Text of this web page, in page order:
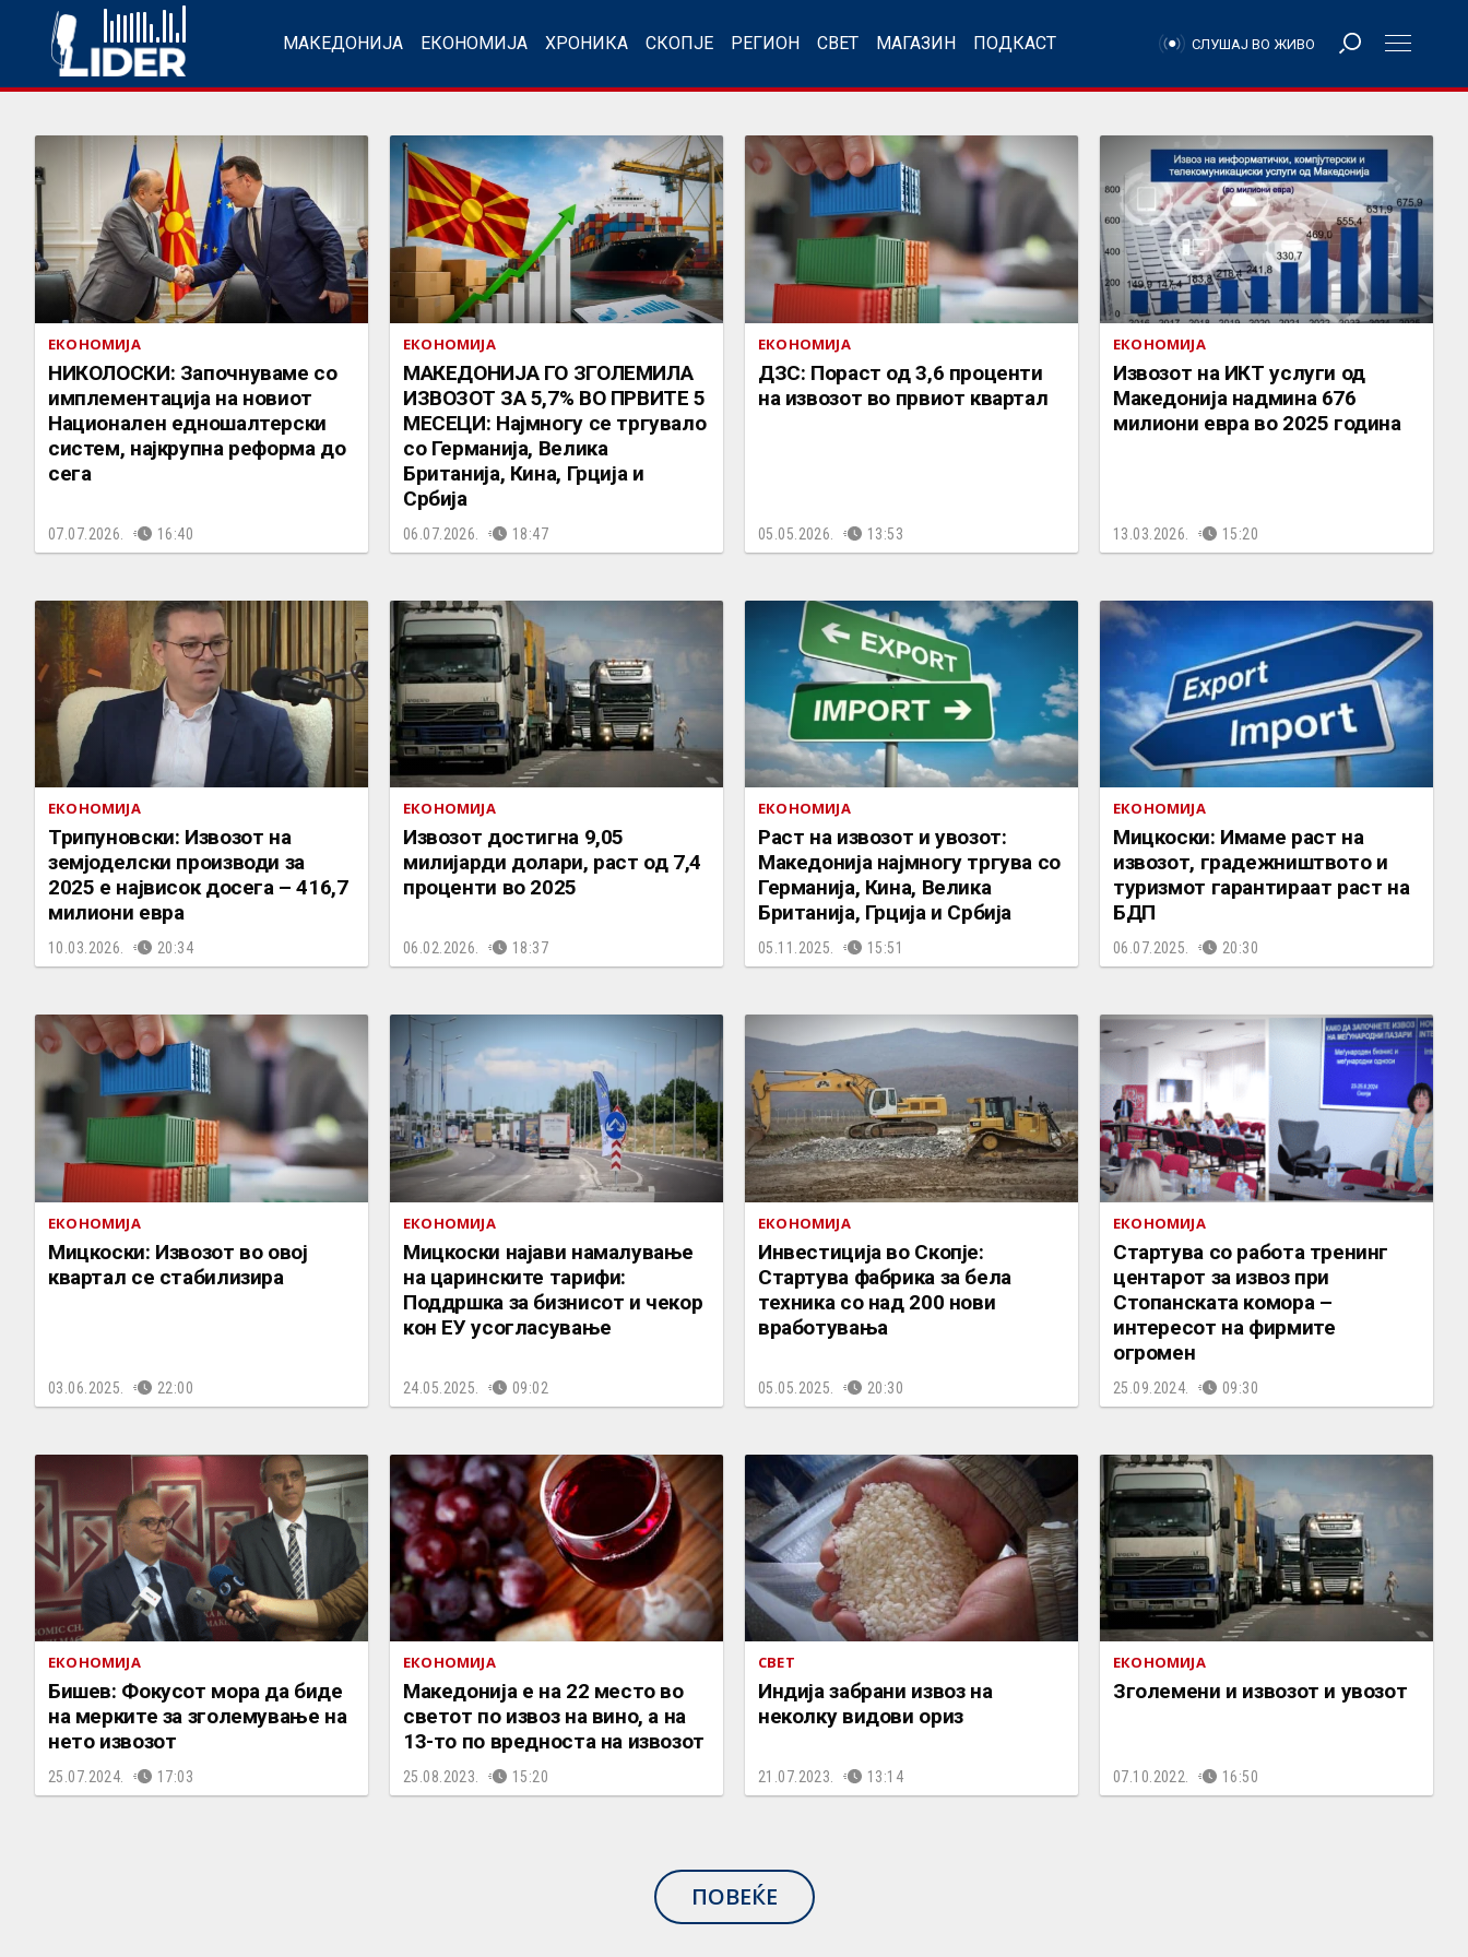
МАКЕДОНИЈА ЕКОНОМИЈА ХРОНИКА СКОПЈЕ РЕГИОН СВЕТ МАГАЗИН ПОДКАСТ СЛУШАЈ ВО ЖИВО
ЕКОНОМИЈА
НИКОЛОСКИ: Започнуваме со
имплементација на новиот
Национален едношалтерски
систем, најкрупна реформа до
сега
07.07.2026. 16:40
ЕКОНОМИЈА
МАКЕДОНИЈА ГО ЗГОЛЕМИЛА
ИЗВОЗОТ ЗА 5,7% ВО ПРВИТЕ 5
МЕСЕЦИ: Најмногу се тргувало
со Германија, Велика
Британија, Кина, Грција и
Србија
06.07.2026. 18:47
ЕКОНОМИЈА
ДЗС: Пораст од 3,6 проценти
на извозот во првиот квартал
05.05.2026. 13:53
ЕКОНОМИЈА
Извозот на ИКТ услуги од
Македонија надмина 676
милиони евра во 2025 година
13.03.2026. 15:20
ЕКОНОМИЈА
Трипуновски: Извозот на
земјоделски производи за
2025 е највисок досега – 416,7
милиони евра
10.03.2026. 20:34
ЕКОНОМИЈА
Извозот достигна 9,05
милијарди долари, раст од 7,4
проценти во 2025
06.02.2026. 18:37
ЕКОНОМИЈА
Раст на извозот и увозот:
Македонија најмногу тргува со
Германија, Кина, Велика
Британија, Грција и Србија
05.11.2025. 15:51
ЕКОНОМИЈА
Мицкоски: Имаме раст на
извозот, градежништвото и
туризмот гарантираат раст на
БДП
06.07.2025. 20:30
ЕКОНОМИЈА
Мицкоски: Извозот во овој
квартал се стабилизира
03.06.2025. 22:00
ЕКОНОМИЈА
Мицкоски најави намалување
на царинските тарифи:
Поддршка за бизнисот и чекор
кон ЕУ усогласување
24.05.2025. 09:02
ЕКОНОМИЈА
Инвестиција во Скопје:
Стартува фабрика за бела
техника со над 200 нови
вработувања
05.05.2025. 20:30
ЕКОНОМИЈА
Стартува со работа тренинг
центарот за извоз при
Стопанската комора –
интересот на фирмите
огромен
25.09.2024. 09:30
ЕКОНОМИЈА
Бишев: Фокусот мора да биде
на мерките за зголемување на
нето извозот
25.07.2024. 17:03
ЕКОНОМИЈА
Македонија е на 22 место во
светот по извоз на вино, а на
13-то по вредноста на извозот
25.08.2023. 15:20
СВЕТ
Индија забрани извоз на
неколку видови ориз
21.07.2023. 13:14
ЕКОНОМИЈА
Зголемени и извозот и увозот
07.10.2022. 16:50
ПОВЕЌЕ